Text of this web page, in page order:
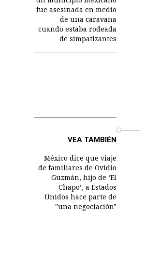
fue asesinada en medio
de una caravana
cuando estaba rodeada
de simpatizantes
VEA TAMBIÉN
México dice que viaje
de familiares de Ovidio
Guzmán, hijo de ‘El
Chapo’, a Estados
Unidos hace parte de
"una negociación"